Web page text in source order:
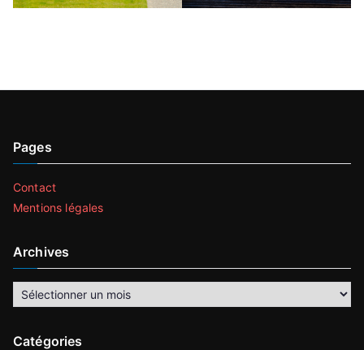
Pages
Contact
Mentions légales
Archives
Archives
Catégories